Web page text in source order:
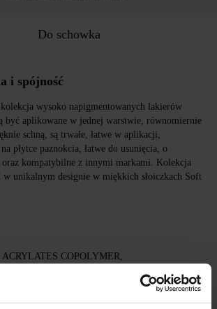
Do schowka
i spójność
wysoko napigmentowanych lakierów
być aplikowane w jednej warstwie, równomiernie
schną, są trwałe, łatwe w aplikacji,
płytce paznokcia, łatwe do usunięcia, o
oraz kompatybilne z innymi markami. Kolekcja
unikalnym designie w miękkich słoiczkach Soft
ACRYLATES COPOLYMER,
TRIMETHYLBENZOYL DITOLYLPHOSPHINE
OXIDE, POLYETHYLENE TEREPHTHALATE,
MICA, SILICA, DIMETHICONE, BENTONITE,